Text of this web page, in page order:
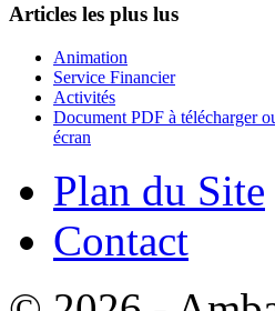
Articles les plus lus
Animation
Service Financier
Activités
Document PDF à télécharger
écran
Plan du Site
Contact